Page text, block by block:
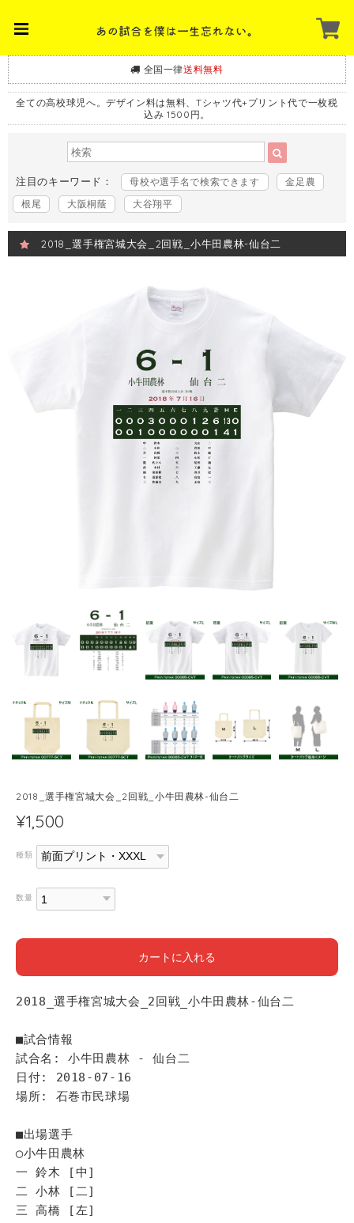
全国一律送料無料
全ての高校球児へ。デザイン料は無料、Tシャツ代+プリント代で一枚税
込み 1500円。
注目のキーワード： 母校や選手名で検索できます
金足農
根尾
大阪桐蔭 大谷翔平
2018_選手権宮城大会_2回戦_小牛田農林-仙台二
2018_選手権宮城大会_2回戦_小牛田農林-仙台二
¥1,500
種類
数量
カートに入れる
2018_選手権宮城大会_2回戦_小牛田農林-仙台二
■試合情報
試合名: 小牛田農林 - 仙台二
日付: 2018-07-16
場所: 石巻市民球場
■出場選手
◯小牛田農林
一 鈴木 [中]
二 小林 [二]
三 高橋 [左]